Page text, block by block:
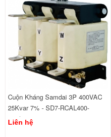
Cuộn Kháng Samdai 3P 400VAC
25Kvar 7% - SD7-RCAL400-
440/25
Liên hệ